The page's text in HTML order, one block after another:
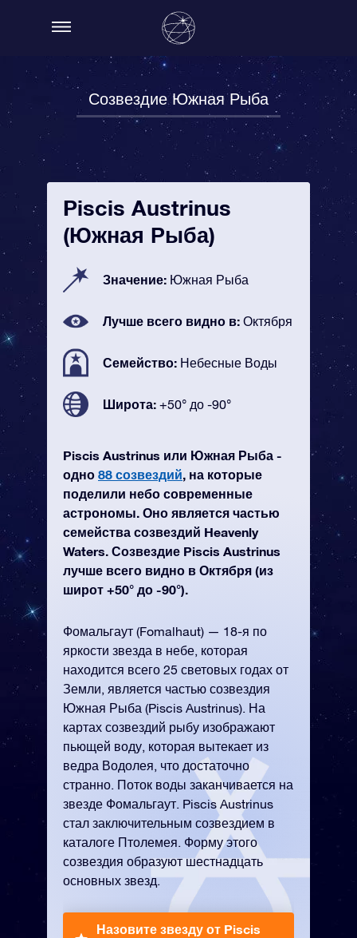
Созвездие Южная Рыба
Piscis Austrinus
(Южная Рыба)
Значение: Южная Рыба
Лучше всего видно в: Октября
Семейство: Небесные Воды
Широта: +50° до -90°
Piscis Austrinus или Южная Рыба -
одно 88 созвездий, на которые
поделили небо современные
астрономы. Оно является частью
семейства созвездий Heavenly
Waters. Созвездие Piscis Austrinus
лучше всего видно в Октября (из
широт +50° до -90°).
Фомальгаут (Fomalhaut) — 18-я по
яркости звезда в небе, которая
находится всего 25 световых годах от
Земли, является частью созвездия
Южная Рыба (Piscis Austrinus). На
картах созвездий рыбу изображают
пьющей воду, которая вытекает из
ведра Водолея, что достаточно
странно. Поток воды заканчивается на
звезде Фомальгаут. Piscis Austrinus
стал заключительным созвездием в
каталоге Птолемея. Форму этого
созвездия образуют шестнадцать
основных звезд.
Назовите звезду от Piscis